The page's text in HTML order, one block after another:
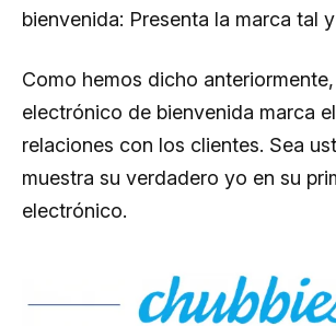
bienvenida: Presenta la marca tal
Como hemos dicho
electrónico de bienvenida marca
relaciones con los clientes. Sea
muestra su verdadero yo en su
electrónico.